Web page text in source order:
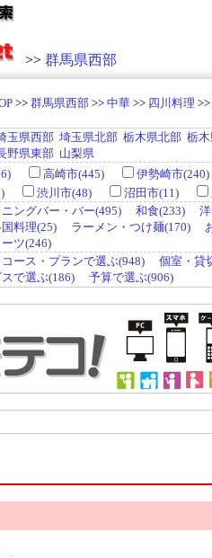
>> 群馬県西部
>> 群馬県西部 >> 中華 >> 四川料理
玉県西部 埼玉県北部 栃木県北部 栃
野県東部 山梨県
高崎市(445) 伊勢崎市(240)
渋川市(48) 沼田市(11)
ングバー・バー(495)
和食(233)
料理(25)
ラーメン・つけ麺(170)
ツ(246)
ース・プランで選ぶ(948)
個室・貸
で選ぶ(186)
予算で選ぶ(906)